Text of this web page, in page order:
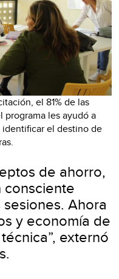
el 81% de las
les ayudó a
el destino de
de ahorro,
Ahora
y economía de
externó